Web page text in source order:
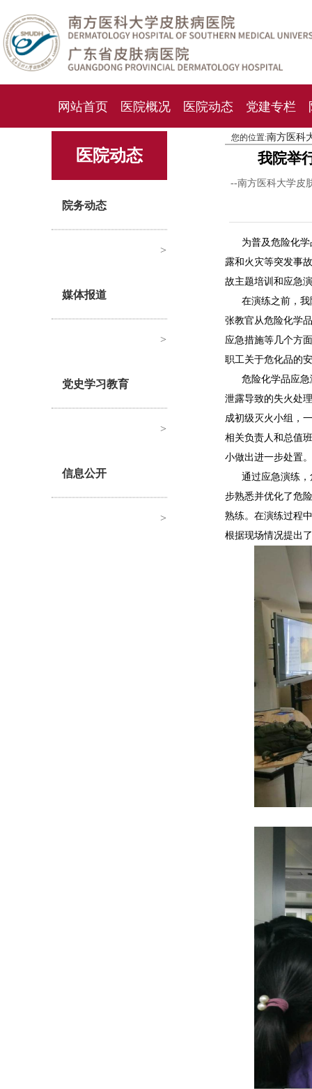
网站首页 医院概况 医院动态 党建专栏
化妆品检测中心 就诊指南 人才
医院动态
院务动态
>
媒体报道
>
党史学习教育
>
信息公开
>
您的位置:南方医科
我院举
--南方医科大学皮
为普及危险化
露和火灾等突发事
故主题培训和应急
在演练之前，
张教官从危险化学
应急措施等几个方
职工关于危化品的
危险化学品应
泄露导致的失火处
成初级灭火小组，
相关负责人和总值
小做出进一步处置
通过应急演练
步熟悉并优化了危
熟练。在演练过程
根据现场情况提出